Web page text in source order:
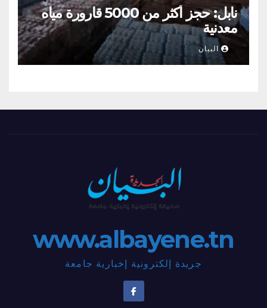
نابل: حجز أكثر من 5000 قارورة مياه
معدنية
البيان
www.albayene.tn
جريدة إلكترونية إخبارية جامعة